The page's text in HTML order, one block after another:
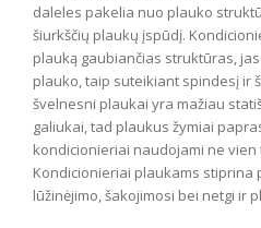
daleles pakelia nuo plauko
šiurkščių plaukų įspūdį.
plauką gaubiančias struktūras,
plauko, taip suteikiant spindesį ir
švelnesni plaukai yra mažiau
galiukai, tad plaukus žymiai
kondicionieriai naudojami ne vien
Kondicionieriai plaukams stiprina
lūžinėjimo, šakojimosi bei netgi ir